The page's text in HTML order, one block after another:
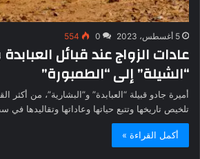
5 أغسطس، 2023 0
554
عادات الزواج عند قبائل
“الشيلة” إلى “الطمبورة”
أميرة جادو قبيلة “العبابدة” و”البشارية”، من أكثر
تلخيص تاريخها وتتبع حياتها وعاداتها وتقاليدها
أكمل القراءة »